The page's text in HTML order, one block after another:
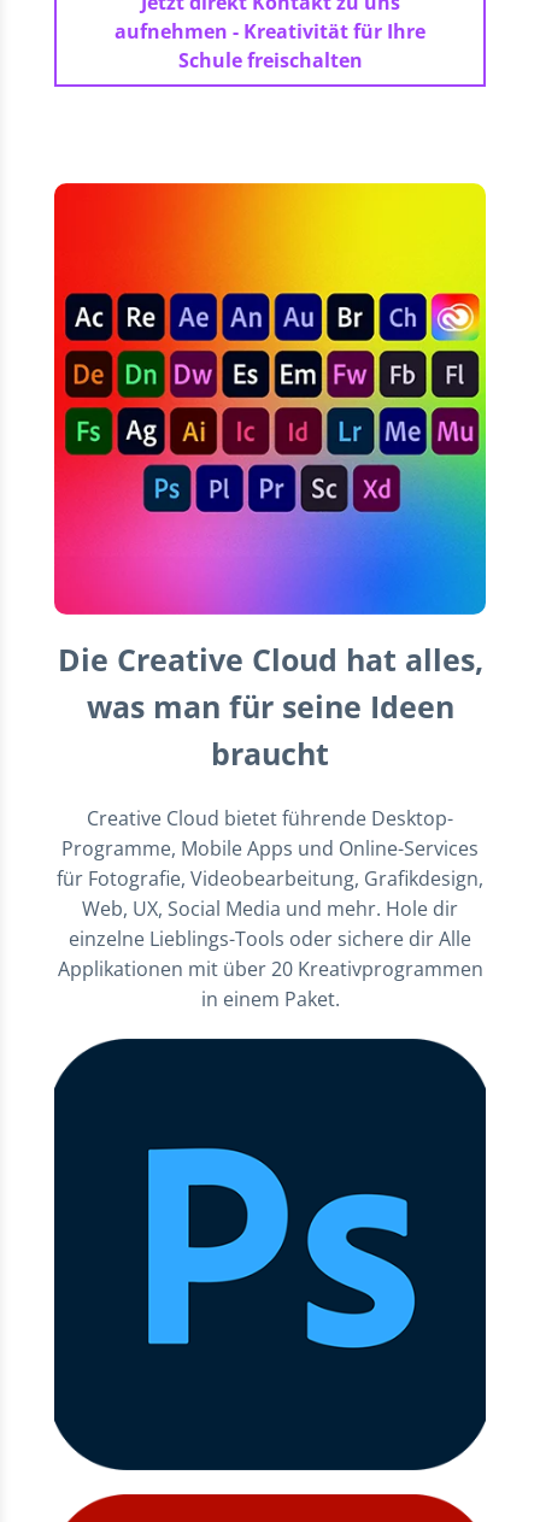
aufnehmen - Kreativität für Ihre
Schule freischalten
Die Creative Cloud hat alles,
was man für seine Ideen
braucht
Creative Cloud bietet führende Desktop-
Programme, Mobile Apps und Online-Services
für Fotografie, Videobearbeitung, Grafikdesign,
Web, UX, Social Media und mehr. Hole dir
einzelne Lieblings-Tools oder sichere dir Alle
Applikationen mit über 20 Kreativprogrammen
in einem Paket.